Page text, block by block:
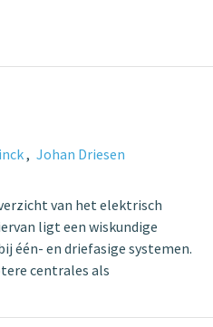
Johan Driesen
van het elektrisch
ligt een wiskundige
één- en driefasige systemen.
centrales als